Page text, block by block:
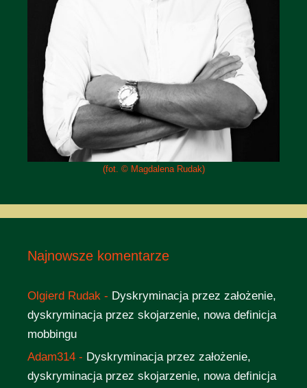
(fot. © Magdalena Rudak)
Najnowsze komentarze
Olgierd Rudak - Dyskryminacja przez założenie,
dyskryminacja przez skojarzenie, nowa definicja
mobbingu
Adam314 - Dyskryminacja przez założenie,
dyskryminacja przez skojarzenie, nowa definicja